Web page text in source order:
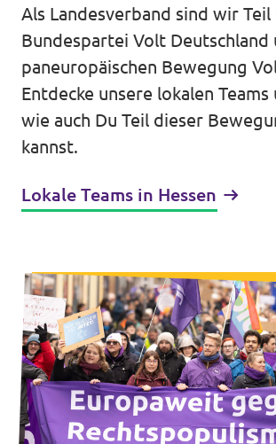
Volt Deutschland Merchandise
Unsere Events
Kommunalwahl 2026
Leichte Sprache
Jobs bei Volt Hessen
Volt vor Ort in Hessen
Als Landesverband sind wir Teil
Bundespartei Volt Deutschland
paneuropäischen Bewegung
Entdecke unsere lokalen
wie auch Du Teil dieser
kannst.
Lokale Teams in Hessen